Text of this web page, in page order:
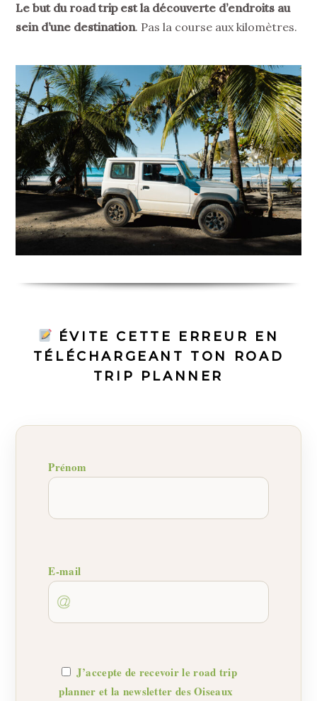
Le but du road trip est la découverte d’endroits au
sein d’une destination. Pas la course aux kilomètres.
ÉVITE CETTE ERREUR EN
TÉLÉCHARGEANT TON
ROAD
TRIP PLANNER
Prénom
E-mail
J’accepte de recevoir le road trip
planner et la newsletter desOiseaux